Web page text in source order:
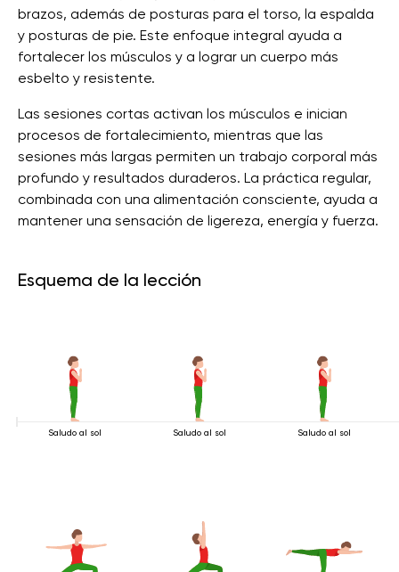
brazos, además de posturas para el torso, la espalda
y posturas de pie. Este enfoque integral ayuda a
fortalecer los músculos y a lograr un cuerpo más
esbelto y resistente.
Las sesiones cortas activan los músculos e inician
procesos de fortalecimiento, mientras que las
sesiones más largas permiten un trabajo corporal más
profundo y resultados duraderos. La práctica regular,
combinada con una alimentación consciente, ayuda a
mantener una sensación de ligereza, energía y fuerza.
Esquema de la lección
Saludo al sol Saludo al sol Saludo al sol